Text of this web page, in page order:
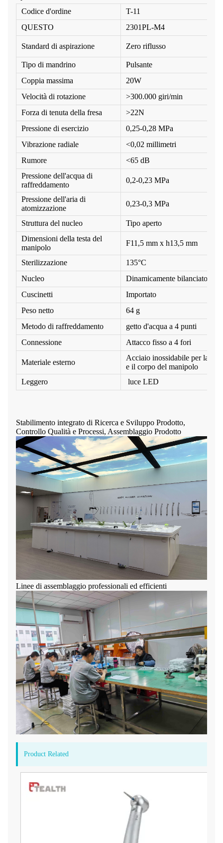
Codice d'ordine
T-11
QUESTO
2301PL-M4
Standard di aspirazione Zero riflusso
Tipo di mandrino
Pulsante
Coppia massima
20W
Velocità di rotazione
>300.000 giri/min
Forza di tenuta della fresa
>22N
Pressione di esercizio
0,25-0,28 MPa
Vibrazione radiale
<0,02 millimetri
Rumore
<65 dB
Pressione dell'acqua di
raffreddamento
0,2-0,23 MPa
Pressione dell'aria di
atomizzazione
0,23-0,3 MPa
Struttura del nucleo
Tipo aperto
Dimensioni della testa del
manipolo
F11,5 mm x h13,5 mm
Sterilizzazione
135°C
Nucleo
Dinamicamente bilanciato
Cuscinetti
Importato
Peso netto
64 g
Metodo di raffreddamento
getto d'acqua a 4 punti
Connessione
Attacco fisso a 4 fori
Materiale esterno
Acciaio inossidabile per la
e il corpo del manipolo
Leggero
luce LED
Stabilimento integrato di Ricerca e Sviluppo Prodotto,
Controllo Qualità e Processi, Assemblaggio Prodotto
Linee di assemblaggio professionali ed efficienti
Product Related